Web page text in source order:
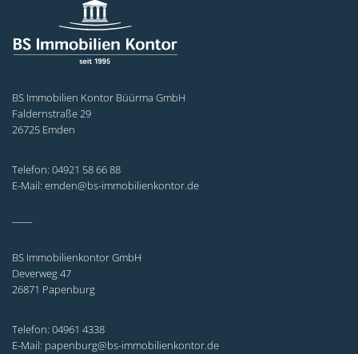
BS Immobilien Kontor Büürma GmbH
Faldernstraße 29
26725 Emden
Telefon: 04921 58 66 88
E-Mail: emden@bs-immobilienkontor.de
BS Immobilienkontor GmbH
Deverweg 47
26871 Papenburg
Telefon: 04961 4338
E-Mail: papenburg@bs-immobilienkontor.de